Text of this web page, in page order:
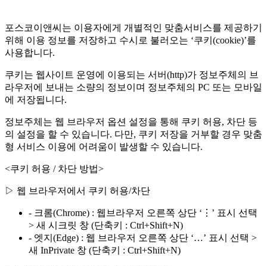
포스코이앤씨는 이용자에게 개별적인 맞춤서비스를 제공하기
위해 이용 정보를 저장하고 수시로 불러오는 ‘쿠키(cookie)’를
사용합니다.
쿠키는 웹사이트 운영에 이용되는 서버(http)가 정보주체의 브
라우저에 보내는 소량의 정보이며 정보주체의 PC 또는 모바일
에 저장됩니다.
정보주체는 웹 브라우저 옵션 설정을 통해 쿠키 허용, 차단 등
의 설정을 할 수 있습니다. 다만, 쿠키 저장을 거부할 경우 맞춤
형 서비스 이용에 어려움이 발생할 수 있습니다.
<쿠키 허용 / 차단 방법>
▷ 웹 브라우저에서 쿠키 허용/차단
- 크롬(Chrome) : 웹브라우저 오른쪽 상단 ‘⋮’ 표시 선택
> 새 시크릿 창 (단축키 : Ctrl+Shift+N)
- 엣지(Edge) : 웹 브라우저 오른쪽 상단 ‘…’ 표시 선택 >
새 InPrivate 창 (단축키 : Ctrl+Shift+N)